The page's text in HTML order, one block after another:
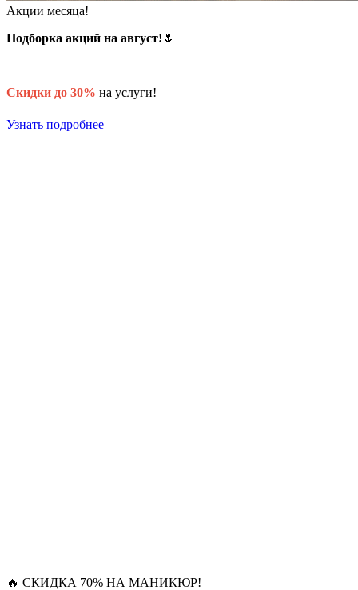
Акции месяца!
Подборка акций на август! 🌷
Скидки до 30% на услуги!
Узнать подробнее
🔥 СКИДКА 70% НА МАНИКЮР!